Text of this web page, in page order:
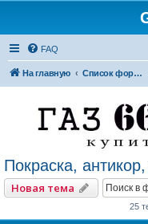
FAQ
На главную Список форумов
Покраска,
Новая тема
25